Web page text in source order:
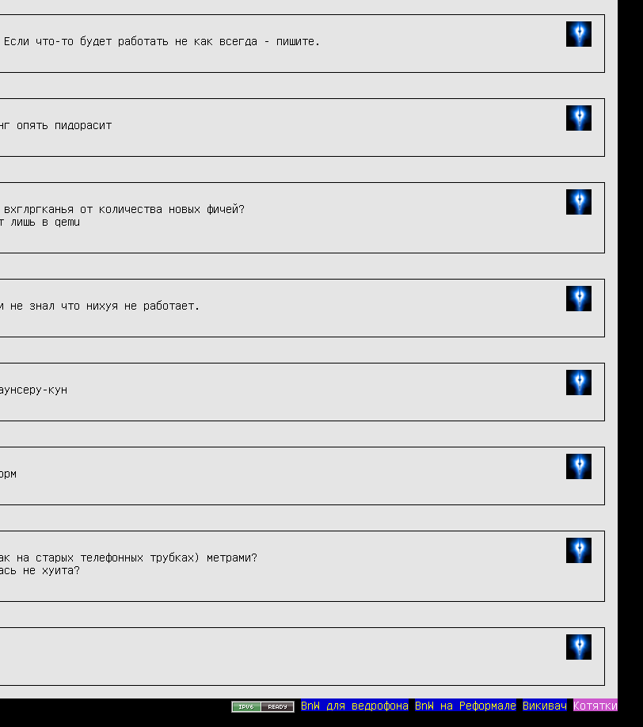
что-то будет работать не как всегда - пишите.
опять пидорасит
от количества новых фичей?
лишь в qemu
не знал что нихуя не работает.
кун
на старых телефонных трубках) метрами?
не хуита?
BnW для ведрофона BnW на Реформале Викивач Котятки